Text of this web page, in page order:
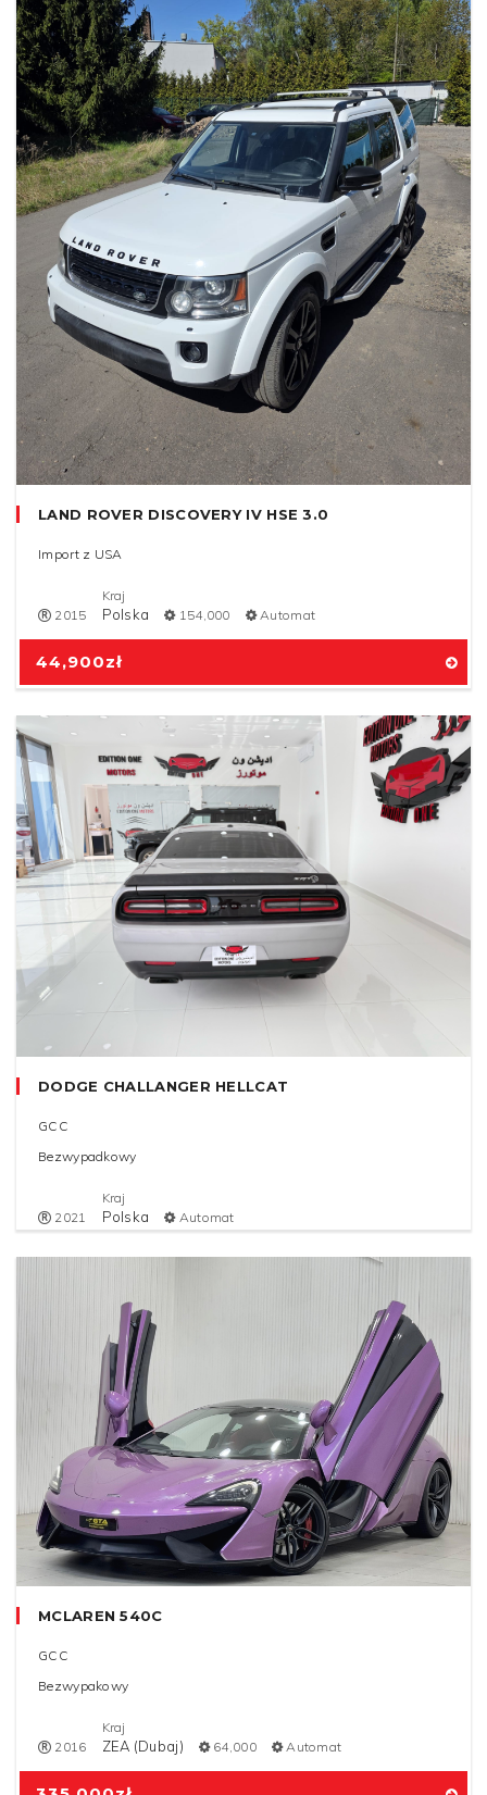
44,900zł
LAND ROVER DISCOVERY IV HSE 3.0
Import z USA
2015
Kraj
Polska 154,000 Automat
DODGE CHALLANGER HELLCAT
GCC
Bezwypadkowy
2021
Kraj
Polska Automat
MCLAREN 540C
GCC
Bezwypakowy
2016
Kraj
ZEA (Dubaj) 64,000 Automat